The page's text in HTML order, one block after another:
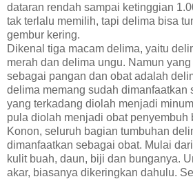
dataran rendah sampai ketinggian
tak terlalu memilih, tapi delima bisa
gembur kering.
Dikenal tiga macam delima, yaitu
merah dan delima ungu. Namun
sebagai pangan dan obat adalah
delima memang sudah dimanfaatkan
yang terkadang diolah menjadi
pula diolah menjadi obat penyembuh
Konon, seluruh bagian tumbuhan
dimanfaatkan sebagai obat. Mulai
kulit buah, daun, biji dan bunganya.
akar, biasanya dikeringkan dahulu.